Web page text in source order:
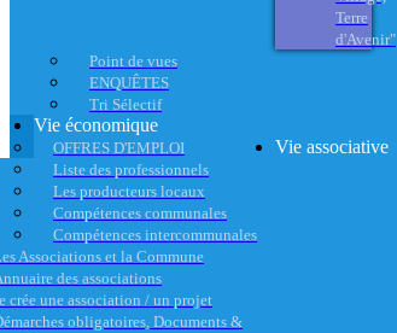
Terre
d'Avenir"
Point de vues
ENQUÊTES
Tri Sélectif
Vie économique
OFFRES D'EMPLOI
Liste des professionnels
Les producteurs locaux
Compétences communales
Compétences intercommunales
Vie associative
Associations et la Commune
des associations
crée une association / un projet
obligatoires, Documents &